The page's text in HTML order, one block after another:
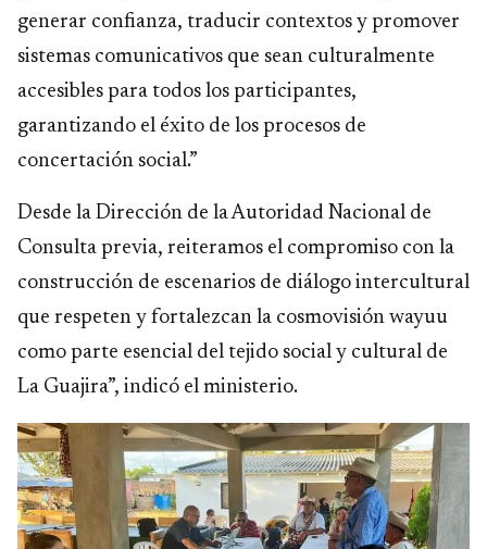
generar confianza, traducir contextos y promover
sistemas comunicativos que sean culturalmente
accesibles para todos los participantes,
garantizando el éxito de los procesos de
concertación social.”
Desde la Dirección de la Autoridad Nacional de
Consulta previa, reiteramos el compromiso con la
construcción de escenarios de diálogo intercultural
que respeten y fortalezcan la cosmovisión wayuu
como parte esencial del tejido social y cultural de
La Guajira”, indicó el ministerio.